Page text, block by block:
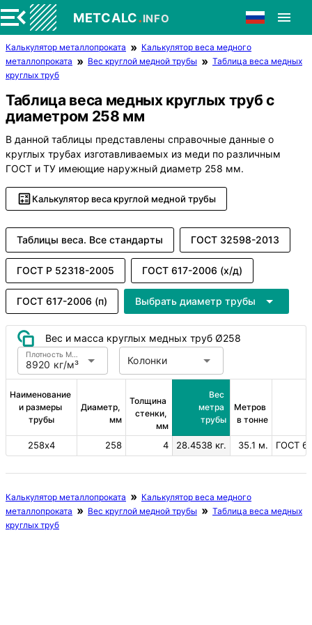
METCALC.INFO
Калькулятор металлопроката
Калькулятор веса медного
металлопроката
Вес круглой медной трубы
Таблица веса медных
круглых труб
Таблица веса медных круглых труб с
диаметром 258 мм
В данной таблицы представлены справочные данные о
круглых трубах изготавливаемых из меди по различным
ГОСТ и ТУ имеющие наружный диаметр 258 мм.
Калькулятор веса круглой медной трубы
Таблицы веса. Все стандарты ГОСТ 32598-2013
ГОСТ Р 52318-2005 ГОСТ 617-2006 (х/д)
ГОСТ 617-2006 (п) Выбрать диаметр трубы
Вес и масса круглых медных труб Ø258
8920 кг/м³
Плотность Медь Колонки
Наименование
и размеры
трубы
Диаметр,
мм
Толщина
стенки,
мм
Вес
метра
трубы
Метров
в тонне
258х4 258 4 28.4538 кг. 35.1 м. ГОСТ
Калькулятор металлопроката
Калькулятор веса медного
металлопроката
Вес круглой медной трубы
Таблица веса медных
круглых труб